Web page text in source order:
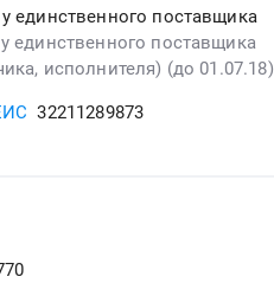
единственного поставщика
единственного поставщика
исполнителя) (до 01.07.18)
32211289873